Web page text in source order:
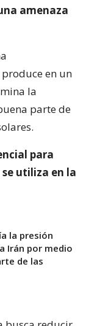
amenaza
en un
la
parte de
para
utiliza en la
la presión
Irán por medio
de las